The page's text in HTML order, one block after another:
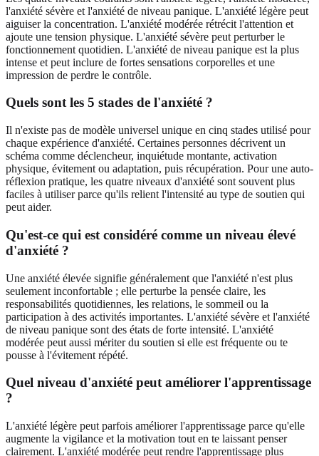
l'anxiété sévère et l'anxiété de niveau panique. L'anxiété légère peut
aiguiser la concentration. L'anxiété modérée rétrécit l'attention et
ajoute une tension physique. L'anxiété sévère peut perturber le
fonctionnement quotidien. L'anxiété de niveau panique est la plus
intense et peut inclure de fortes sensations corporelles et une
impression de perdre le contrôle.
Quels sont les 5 stades de l'anxiété ?
Il n'existe pas de modèle universel unique en cinq stades utilisé pour
chaque expérience d'anxiété. Certaines personnes décrivent un
schéma comme déclencheur, inquiétude montante, activation
physique, évitement ou adaptation, puis récupération. Pour une auto-
réflexion pratique, les quatre niveaux d'anxiété sont souvent plus
faciles à utiliser parce qu'ils relient l'intensité au type de soutien qui
peut aider.
Qu'est-ce qui est considéré comme un niveau élevé
d'anxiété ?
Une anxiété élevée signifie généralement que l'anxiété n'est plus
seulement inconfortable ; elle perturbe la pensée claire, les
responsabilités quotidiennes, les relations, le sommeil ou la
participation à des activités importantes. L'anxiété sévère et l'anxiété
de niveau panique sont des états de forte intensité. L'anxiété
modérée peut aussi mériter du soutien si elle est fréquente ou te
pousse à l'évitement répété.
Quel niveau d'anxiété peut améliorer l'apprentissage
?
L'anxiété légère peut parfois améliorer l'apprentissage parce qu'elle
augmente la vigilance et la motivation tout en te laissant penser
clairement. L'anxiété modérée peut rendre l'apprentissage plus